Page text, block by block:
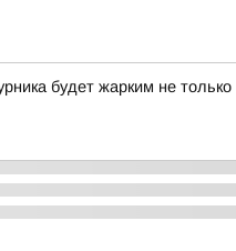
будет жарким не